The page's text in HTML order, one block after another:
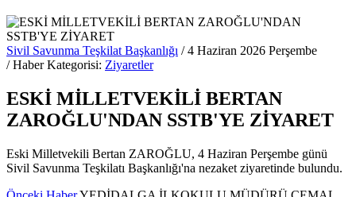
Sivil Savunma Teşkilat Başkanlığı / 4 Haziran 2026 Perşembe
/ Haber Kategorisi: Ziyaretler
ESKİ MİLLETVEKİLİ BERTAN
ZAROĞLU'NDAN SSTB'YE ZİYARET
Eski Milletvekili Bertan ZAROĞLU, 4 Haziran Perşembe günü
Sivil Savunma Teşkilatı Başkanlığı'na nezaket ziyaretinde bulundu.